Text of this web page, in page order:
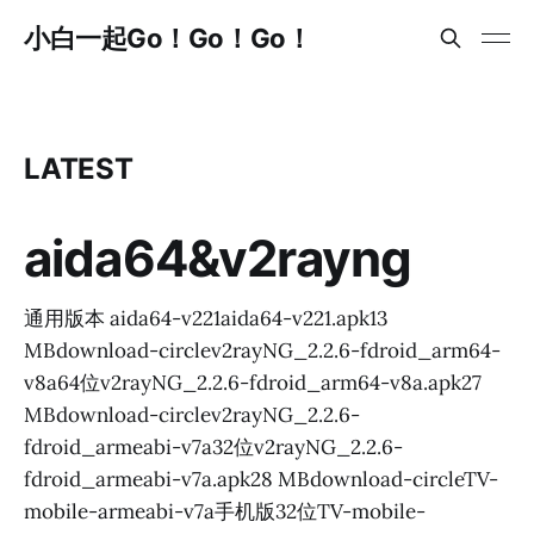
小白一起Go！Go！Go！
LATEST
aida64&v2rayng
通用版本 aida64-v221aida64-v221.apk13
MBdownload-circlev2rayNG_2.2.6-fdroid_arm64-
v8a64位v2rayNG_2.2.6-fdroid_arm64-v8a.apk27
MBdownload-circlev2rayNG_2.2.6-
fdroid_armeabi-v7a32位v2rayNG_2.2.6-
fdroid_armeabi-v7a.apk28 MBdownload-circleTV-
mobile-armeabi-v7a手机版32位TV-mobile-